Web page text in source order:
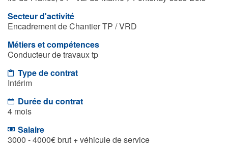
Secteur d'activité
Encadrement de Chantier TP / VRD
Métiers et compétences
Conducteur de travaux tp
Type de contrat
Intérim
Durée du contrat
4 mois
Salaire
3000 - 4000€ brut + véhicule de service